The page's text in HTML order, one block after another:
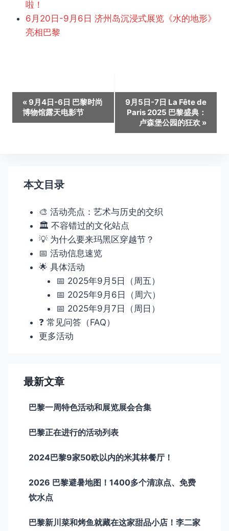
啦！
6月20日-9月6日 济州岛沉浸式展览《水的地形》
亮相巴黎
活
动
«9月4日-6日 巴黎时尚
博物馆露天电影节
9月5日-7日 La Fête de
Paris 2025 巴黎盛典：
卢森堡公园的狂欢 »
本文目录
🎨 活动亮点：艺术与历史的交织
🏛️ 不容错过的文化站点
💡 为什么要来玛黑区穿越节？
📅 活动信息速览
🌟 具体活动
📅 2025年9月5日（周五）
📅 2025年9月6日（周六）
📅 2025年9月7日（周日）
❓ 常见问答（FAQ）
更多活动
最新文章
巴黎一周特色活动和展览展会合集
巴黎正在进行的活动列表
2024巴黎9家50欧以内的米其林餐厅！
2026 巴黎避暑地图！1400多个清凉点、免费
饮水点
巴黎新川菜和烤鱼就藏在这家甜品小店！李二家